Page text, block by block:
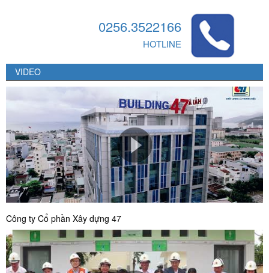
0256.3522166
HOTLINE
VIDEO
Công ty Cổ phần Xây dựng 47